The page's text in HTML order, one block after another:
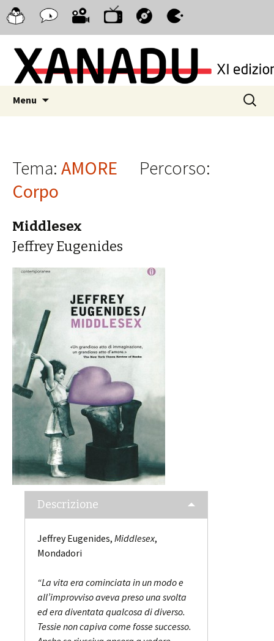
ConsigliatiXanadu
WebComics
Xanadu
Cinema
Xanadu
Serie
Xanadu
Musica
Xanadu
Menu
Ricerca
per:
Tema: AMORE
Percorso:
Corpo
Middlesex
Jeffrey Eugenides
Descrizione
Jeffrey Eugenides, Middlesex,
Mondadori
“La vita era cominciata in un modo e
all’improvviso aveva preso una svolta
ed era diventata qualcosa di diverso.
Tessie non capiva come fosse successo.